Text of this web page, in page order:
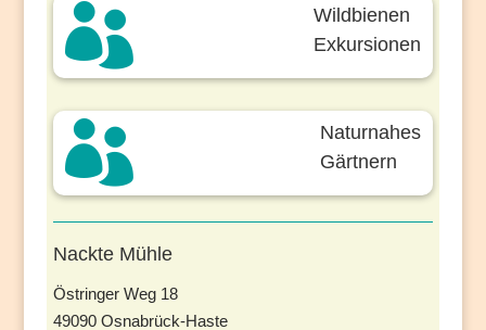

Wildbienen
Exkursionen

Naturnahes
Gärtnern
Nackte Mühle
Östringer Weg 18
49090 Osnabrück-Haste